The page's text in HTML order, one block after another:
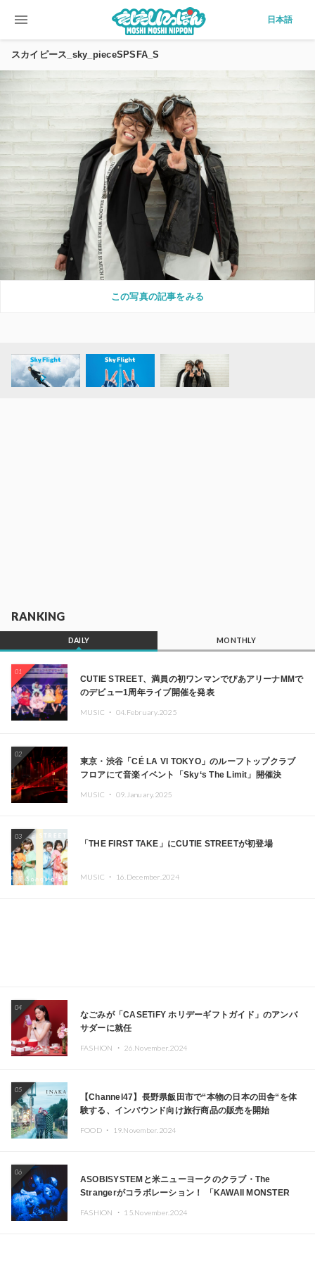
menu 日本語
スカイピース_sky_pieceSPSFA_S
この写真の記事をみる
RANKING
DAILY MONTHLY
01
CUTIE STREET、満員の初ワンマンでぴあアリーナMMで
のデビュー1周年ライブ開催を発表
MUSIC ・ 04.February.2025
02
東京・渋谷「CÉ LA VI TOKYO」のルーフトップクラブ
フロアにて音楽イベント「Sky‘s The Limit」開催決
Kza（FORCE OF NATURE）ら日本を代表するDJ・クリ
MUSIC ・ 09.January.2025
03
「THE FIRST TAKE」にCUTIE STREETが初登場
MUSIC ・ 16.December.2024
04
なごみが「CASETiFY ホリデーギフトガイド」のアンバ
サダーに就任
FASHION ・ 26.November.2024
05
【Channel47】長野県飯田市で“本物の日本の田舎“を体
験する、インバウンド向け旅行商品の販売を開始
FOOD ・ 19.November.2024
06
ASOBISYSTEMと米ニューヨークのクラブ・The
Strangerがコラボレーション！ 「KAWAII MONSTER
FASHION ・ 15.November.2024